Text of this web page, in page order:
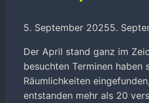
5. September 20255.
Der April stand ganz im
besuchten Terminen haben
Räumlichkeiten
entstanden mehr als 20